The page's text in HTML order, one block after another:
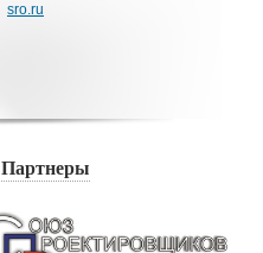
sro.ru
Партнеры